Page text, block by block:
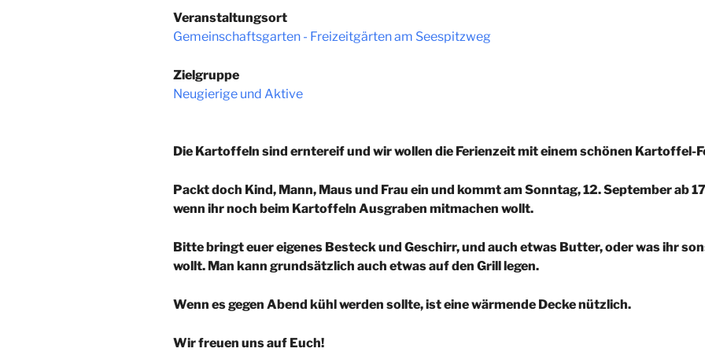
Veranstaltungsort
Gemeinschaftsgarten - Freizeitgärten am Seespitzweg
Zielgruppe
Neugierige und Aktive
Die Kartoffeln sind erntereif und wir wollen die Ferienzeit mit einem schönen Kartoffel-
Packt doch Kind, Mann, Maus und Frau ein und kommt am Sonntag, 12. September ab
wenn ihr noch beim Kartoffeln Ausgraben mitmachen wollt.
Bitte bringt euer eigenes Besteck und Geschirr, und auch etwas Butter, oder was ihr
wollt. Man kann grundsätzlich auch etwas auf den Grill legen.
Wenn es gegen Abend kühl werden sollte, ist eine wärmende Decke nützlich.
Wir freuen uns auf Euch!